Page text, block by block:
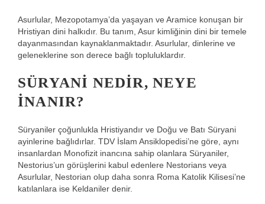
Asurlular, Mezopotamya’da yaşayan ve Aramice konuşan bir
Hristiyan dini halkıdır. Bu tanım, Asur kimliğinin dini bir temele
dayanmasından kaynaklanmaktadır. Asurlular, dinlerine ve
geleneklerine son derece bağlı topluluklardır.
SÜRYANI NEDIR, NEYE
INANIR?
Süryaniler çoğunlukla Hristiyandır ve Doğu ve Batı Süryani
ayinlerine bağlıdırlar. TDV İslam Ansiklopedisi’ne göre, aynı
insanlardan Monofizit inancına sahip olanlara Süryaniler,
Nestorius’un görüşlerini kabul edenlere Nestorians veya
Asurlular, Nestorian olup daha sonra Roma Katolik Kilisesi’ne
katılanlara ise Keldaniler denir.